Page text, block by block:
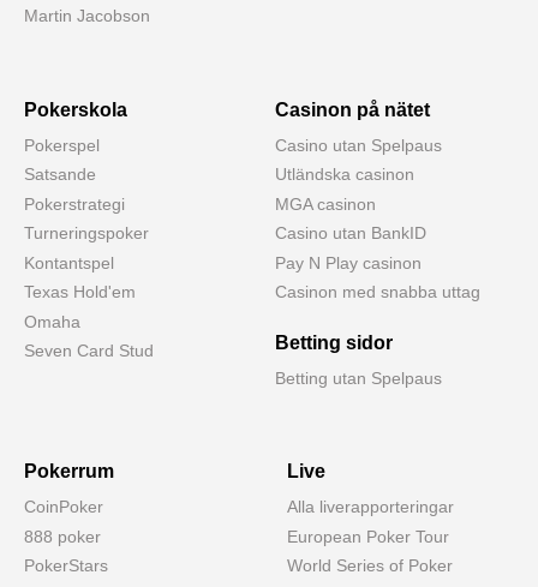
Martin Jacobson
Pokerskola
Pokerspel
Satsande
Pokerstrategi
Turneringspoker
Kontantspel
Texas Hold'em
Omaha
Seven Card Stud
Casinon på nätet
Casino utan Spelpaus
Utländska casinon
MGA casinon
Casino utan BankID
Pay N Play casinon
Casinon med snabba uttag
Betting sidor
Betting utan Spelpaus
Pokerrum
CoinPoker
888 poker
PokerStars
Live
Alla liverapporteringar
European Poker Tour
World Series of Poker